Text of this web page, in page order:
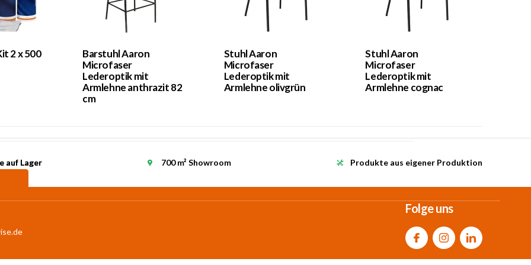
2 x 500
Barstuhl Aaron
Microfaser
Lederoptik mit
Armlehne anthrazit 82
cm
Stuhl Aaron
Microfaser
Lederoptik mit
Armlehne olivgrün
Stuhl Aaron
Microfaser
Lederoptik mit
Armlehne cognac
auf Lager 700 m² Showroom Produkte aus eigener Produktion
auf Lager
Folge uns